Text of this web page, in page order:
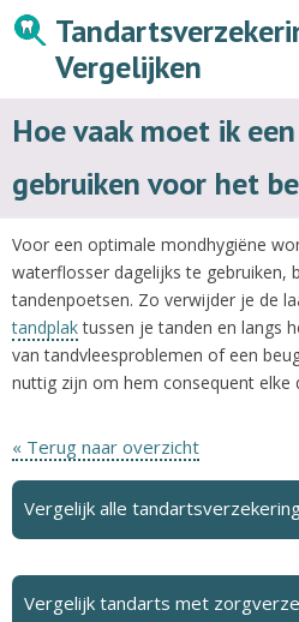
Vergelijken
Hoe vaak moet ik
gebruiken voor het
Voor een optimale mondhygiëne
waterflosser dagelijks te gebruiken,
tandenpoetsen. Zo verwijder je de
tandplaktussen je tanden en langs
van tandvleesproblemen of een
nuttig zijn om hem consequent elke
« Terug naar overzicht
Vergelijk alle
Vergelijk tandarts met